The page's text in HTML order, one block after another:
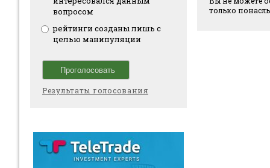
вопросом
рейтинги созданы лишь с
целью манипуляции
Результаты голосования
только